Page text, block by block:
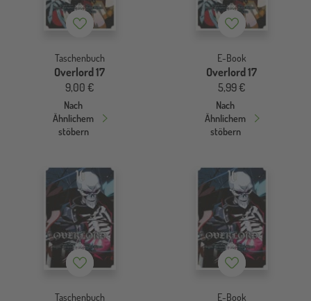
Merkzettel
Taschenbuch
Overlord 17
9,00 €
Nach
Ähnlichem
stöbern
Merkzettel
E-Book
Overlord 17
5,99 €
Nach
Ähnlichem
stöbern
Merkzettel
Taschenbuch
Merkzettel
E-Book